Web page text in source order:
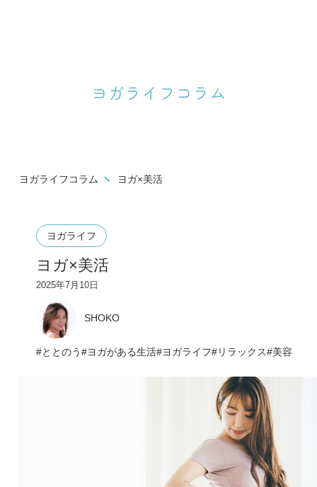
ヨガライフコラム
ヨガライフコラム ヨガ×美活
ヨガライフ
ヨガ×美活
2025年7月10日
SHOKO
ととのう ヨガがある生活 ヨガライフ リラックス 美容